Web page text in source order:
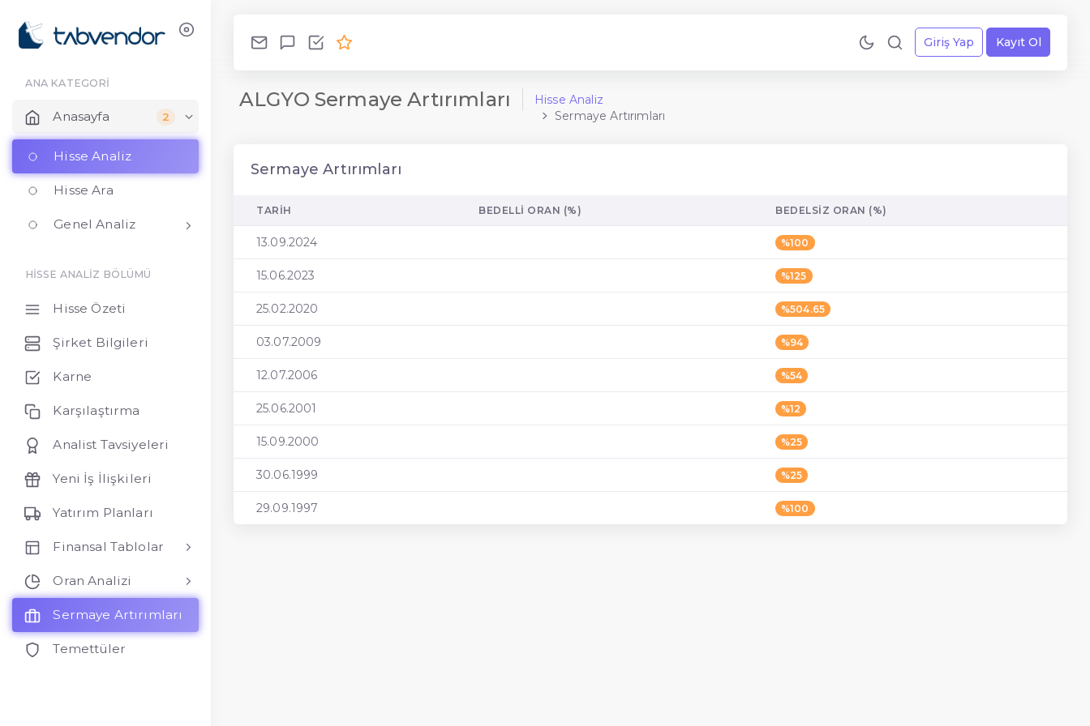
Giriş Yap Kayıt Ol
ANA KATEGORİ
Anasayfa 2
Hisse Analiz
Hisse Ara
Genel Analiz
HİSSE ANALİZ BÖLÜMÜ
Hisse Özeti
Şirket Bilgileri
Karne
Karşılaştırma
Analist Tavsiyeleri
Yeni İş İlişkileri
Yatırım Planları
Finansal Tablolar
Oran Analizi
Sermaye Artırımları
Temettüler
ALGYO Sermaye Artırımları
Hisse Analiz
Sermaye Artırımları
Sermaye Artırımları
TARIH BEDELLI ORAN (%) BEDELSIZ ORAN (%)
13.09.2024 %100
15.06.2023 %125
25.02.2020 %504.65
03.07.2009 %94
12.07.2006 %54
25.06.2001 %12
15.09.2000 %25
30.06.1999 %25
29.09.1997 %100